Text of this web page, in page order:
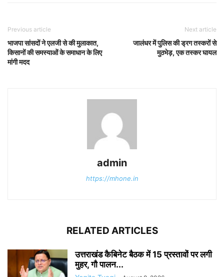
Previous article
भाजपा सांसदों ने एलजी से की मुलाकात,
किसानों की समस्याओं के समाधान के लिए
मांगी मदद
Next article
जालंधर में पुलिस की ड्रग तस्करों से
मुठभेड़, एक तस्कर घायल
admin
https://mhone.in
RELATED ARTICLES
उत्तराखंड कैबिनेट बैठक में 15 प्रस्तावों पर लगी
मुहर, गौ पालन...